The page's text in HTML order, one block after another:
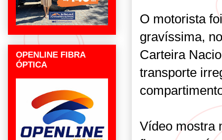
O motorista
gravíssima,
Carteira
transporte
Vídeo mostra
OPENLINE FIBRA
ÓPTICA